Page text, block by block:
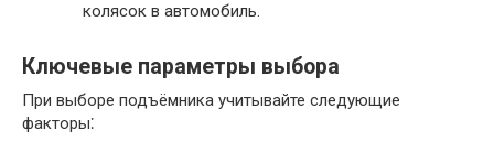
колясок в автомобиль.
Ключевые параметры выбора
При выборе подъёмника учитывайте следующие
факторы⁚